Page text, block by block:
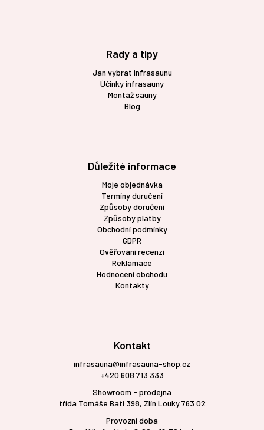
Rady a tipy
Jan vybrat infrasaunu
Účinky infrasauny
Montáž sauny
Blog
Důležité informace
Moje objednávka
Termíny duručení
Způsoby doručení
Způsoby platby
Obchodní podmínky
GDPR
Ověřování recenzí
Reklamace
Hodnocení obchodu
Kontakty
Kontakt
infrasauna@infrasauna-shop.cz
+420 608 713 333
Showroom - prodejna
třída Tomáše Bati 398, Zlín Louky 763 02
Provozní doba